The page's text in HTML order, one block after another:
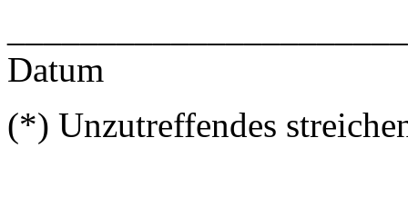
Datum
(*) Unzutreffendes